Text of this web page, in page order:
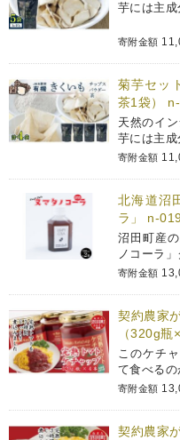
芋には主
寄附金額
菊芋セッ
茶1袋）
天然のイ
芋には主
寄附金額
北海道沼
ラ」 n-
沼田町産
ノコーラ
寄附金額
契約農家
（320g
このケチ
て食べる
寄附金額
契約農家